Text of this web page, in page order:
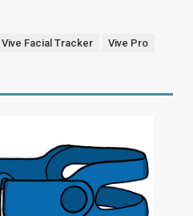
Vive Facial Tracker
Vive Pro